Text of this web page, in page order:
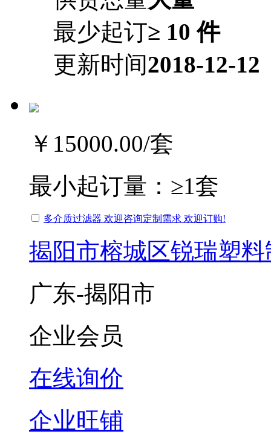
最少起订≥ 10 件
更新时间2018-12-12
￥15000.00/套
最小起订量： ≥1套
多介质过滤器 欢迎咨询定制需求 欢迎订购!
揭阳市榕城区锐瑞塑
广东-揭阳市
企业会员
在线询价
企业旺铺